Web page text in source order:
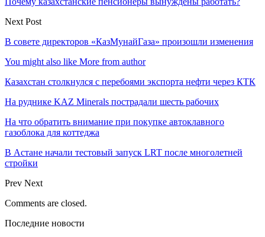
Next Post
В совете директоров «КазМунайГаза» произошли изменения
You might also like More from author
Казахстан столкнулся с перебоями экспорта нефти через КТК
На руднике KAZ Minerals пострадали шесть рабочих
На что обратить внимание при покупке автоклавного
газоблока для коттеджа
В Астане начали тестовый запуск LRT после многолетней
стройки
Prev Next
Comments are closed.
Последние новости